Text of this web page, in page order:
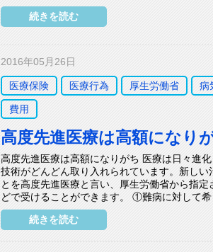
続きを読む
2016年05月26日
医療保険 医療行為 厚生労働省 病
費用
高度先進医療は高額になり
高度先進医療は高額になりがち 医療は日々進
技術がどんどん取り入れられています。新しい
とを高度先進医療と言い、厚生労働省から指定
どで受けることができます。 ①難病に対して希
続きを読む